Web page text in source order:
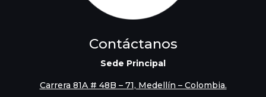
Contáctanos
Sede Principal
Carrera 81A # 48B – 71, Medellín – Colombia.